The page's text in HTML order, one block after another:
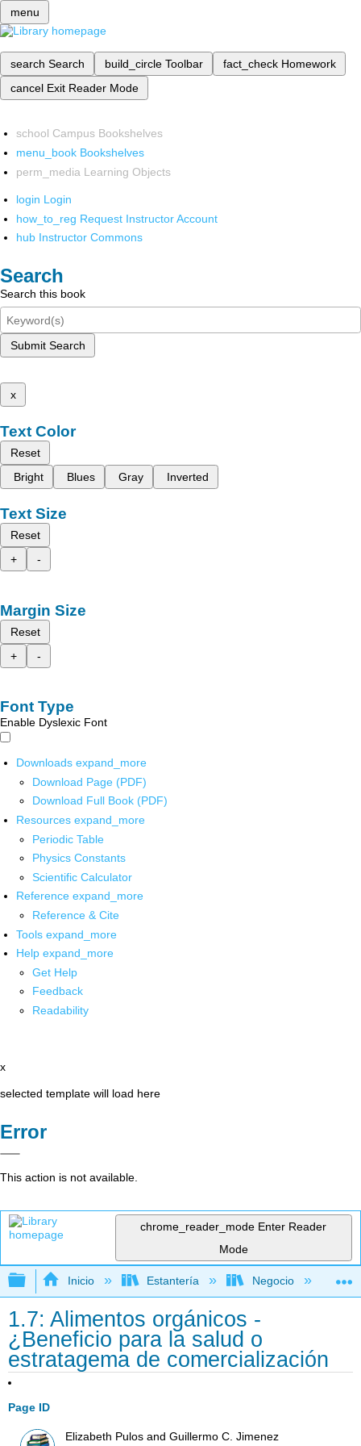
menu
search Search build_circle Toolbar fact_check Homework
cancel Exit Reader Mode
school Campus Bookshelves
menu_book Bookshelves
perm_media Learning Objects
login Login
how_to_reg Request Instructor Account
hub Instructor Commons
Search
Search this book
Submit Search
x
Text Color
Reset
Bright
Blues Gray Inverted
Text Size
Reset
+
-
Margin Size
Reset
+
-
Font Type
Enable Dyslexic Font
Downloads expand_more
Download Page (PDF)
Download Full Book (PDF)
Resources expand_more
Periodic Table
Physics Constants
Scientific Calculator
Reference expand_more
Reference & Cite
Tools expand_more
Help expand_more
Get Help
Feedback
Readability
x
selected template will load here
Error
This action is not available.
chrome_reader_mode Enter Reader
Mode
Expandir/contraer jerarquía global
Inicio Estantería Negocio
1.7: Alimentos orgánicos -
¿Beneficio para la salud o
estratagema de comercialización
Page ID
Elizabeth Pulos and Guillermo C. Jimenez